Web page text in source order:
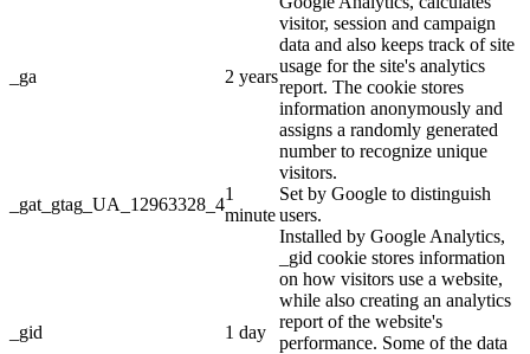
_ga 2 years
visitor, session and campaign
data and also keeps track of site
usage for the site's analytics
report. The cookie stores
information anonymously and
assigns a randomly generated
number to recognize unique
visitors.
_gat_gtag_UA_12963328_4
1
minute
Set by Google to distinguish
users.
_gid 1 day
Installed by Google Analytics,
_gid cookie stores information
on how visitors use a website,
while also creating an analytics
report of the website's
performance. Some of the data